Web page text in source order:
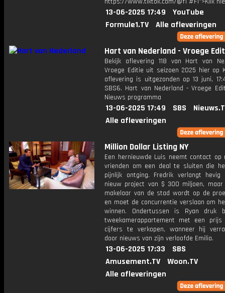
13-06-2025 17:49
YouTube
Formule1.TV
Alle afleveringen
Hart van Nederland - Vroege
Bekijk aflevering 118 van Hart van
Vroege Editie uit seizoen 2025 hier op
aflevering is uitgezonden op 13 juni,
SBS6. Hart van Nederland - Vroege
Nieuws programma
13-06-2025 17:49 SBS
Alle afleveringen
Million Dollar Listing NY
Een hernieuwde Luis neemt contact op
vrienden om een deal te sluiten die
pijnlijk ontging. Fredrik verlangt hevig
nieuw project van $ 300 miljoen,
makelaar van de stad wordt op de
en moet de concurrentie verslaan om
winnen. Ondertussen is Ryan druk
tweekamerappartement met een
cijfers te verkopen, wanneer hij
door nieuws van zijn verloofde Emilia.
13-06-2025 17:33
SBS
Amusement.TV
Woon.TV
Alle afleveringen